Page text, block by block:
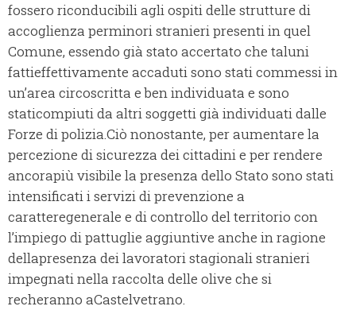
fossero riconducibili agli ospiti delle strutture di
accoglienza perminori stranieri presenti in quel
Comune, essendo già stato accertato che taluni
fattieffettivamente accaduti sono stati commessi in
un’area circoscritta e ben individuata e sono
staticompiuti da altri soggetti già individuati dalle
Forze di polizia.Ciò nonostante, per aumentare la
percezione di sicurezza dei cittadini e per rendere
ancorapiù visibile la presenza dello Stato sono stati
intensificati i servizi di prevenzione a
caratteregenerale e di controllo del territorio con
l’impiego di pattuglie aggiuntive anche in ragione
dellapresenza dei lavoratori stagionali stranieri
impegnati nella raccolta delle olive che si
recheranno aCastelvetrano.